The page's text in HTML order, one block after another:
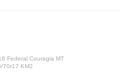
Federal Couragia MT
70r17 KM2